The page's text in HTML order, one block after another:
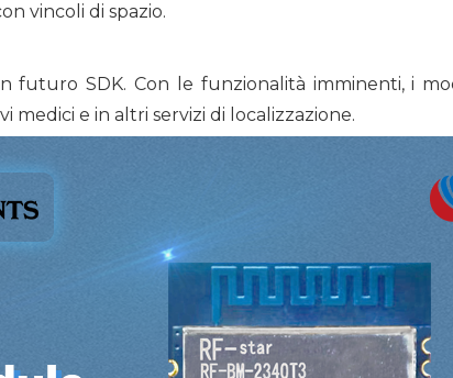
vincoli di spazio.
futuro SDK. Con le funzionalità imminenti, i
e in altri servizi di localizzazione.